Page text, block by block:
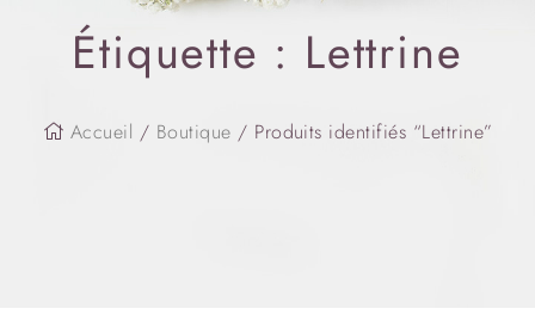
Étiquette : Lettrine
Accueil / Boutique / Produits identifiés “Lettrine”